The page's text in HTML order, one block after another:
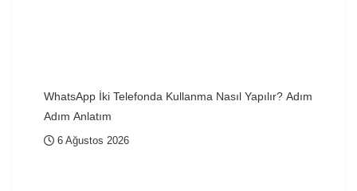
WhatsApp İki Telefonda Kullanma Nasıl Yapılır? Adım
Adım Anlatım
6 Ağustos 2026